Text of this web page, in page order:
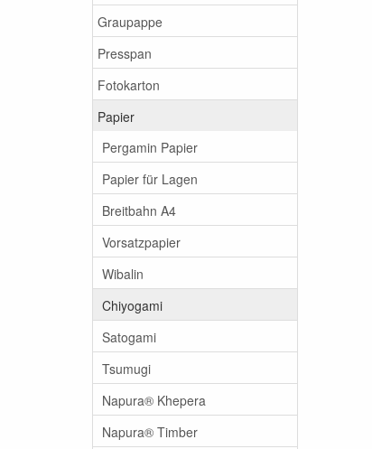
Graupappe
Presspan
Fotokarton
Papier
Pergamin Papier
Papier für Lagen
Breitbahn A4
Vorsatzpapier
Wibalin
Chiyogami
Satogami
Tsumugi
Napura® Khepera
Napura® Timber